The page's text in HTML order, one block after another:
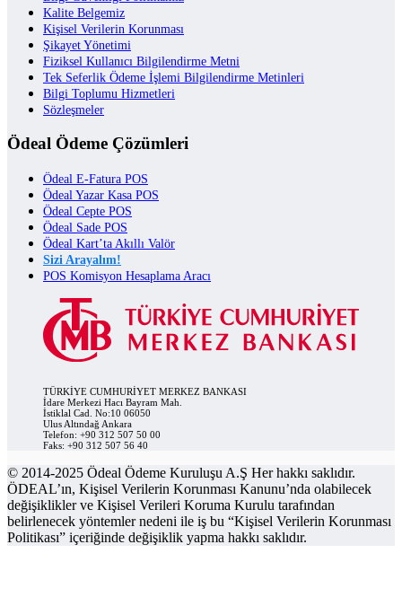
Kalite Belgemiz
Kişisel Verilerin Korunması
Şikayet Yönetimi
Fiziksel Kullanıcı Bilgilendirme Metni
Tek Seferlik Ödeme İşlemi Bilgilendirme Metinleri
Bilgi Toplumu Hizmetleri
Sözleşmeler
Ödeal Ödeme Çözümleri
Ödeal E-Fatura POS
Ödeal Yazar Kasa POS
Ödeal Cepte POS
Ödeal Sade POS
Ödeal Kart’ta Akıllı Valör
Sizi Arayalım!
POS Komisyon Hesaplama Aracı
TÜRKİYE CUMHURİYET MERKEZ BANKASI
İdare Merkezi Hacı Bayram Mah.
İstiklal Cad. No:10 06050
Ulus Altındağ Ankara
Telefon: +90 312 507 50 00
Faks: +90 312 507 56 40
© 2014-2025 Ödeal Ödeme Kuruluşu A.Ş Her hakkı saklıdır.
ÖDEAL’ın, Kişisel Verilerin Korunması Kanunu’nda olabilecek
değişiklikler ve Kişisel Verileri Koruma Kurulu tarafından
belirlenecek yöntemler nedeni ile iş bu “Kişisel Verilerin Korunması
Politikası” içeriğinde değişiklik yapma hakkı saklıdır.